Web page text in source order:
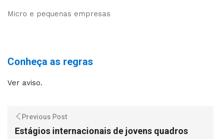
Micro e pequenas empresas
Conheça as regras
Ver aviso.
Previous Post
Estágios internacionais de jovens quadros